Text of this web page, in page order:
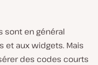
sont en général
et aux widgets. Mais
des codes courts